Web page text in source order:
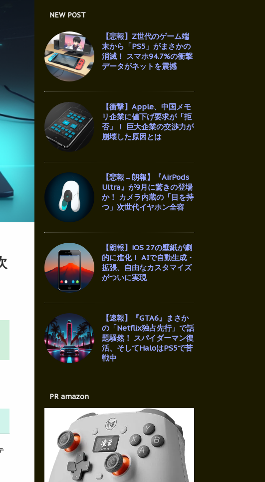
NEW POST
【悲報】Z世代のゲーム端
末から「PS5」がまさかの
消滅！ スマホ94.7%の衝撃
データがネットを震撼
【衝撃】Apple、中国メモ
リ企業に値下げ要求が「拒
否」！ 巨大企業の交渉力が
崩壊した原因とは
【悲報→朗報】『AirPods
Ultra』が9月に驚きの登場
か！ カメラ内蔵の「目を持
つ」次世代イヤホン全容
【朗報】iOS 27の壁紙が劇
的に進化！ AIで自動生成・
拡張、自由なカスタマイズ
がついに実現
【速報】『GTA6』まさか
の「Netflix独占先行」で話
題騒然！ スパイダーマン復
活、そしてHaloはPS5で苦
戦中
PR amazon